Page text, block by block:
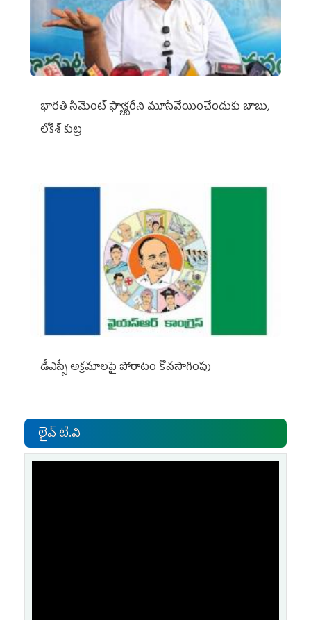
భారతి సిమెంట్ ఫ్యాక్టరీని మూసివేయించేందుకు బాబు,
లోకేశ్ కుట్ర
డీఎస్సీ అక్రమాలపై పోరాటం కొనసాగింపు
లైవ్ టి.వి